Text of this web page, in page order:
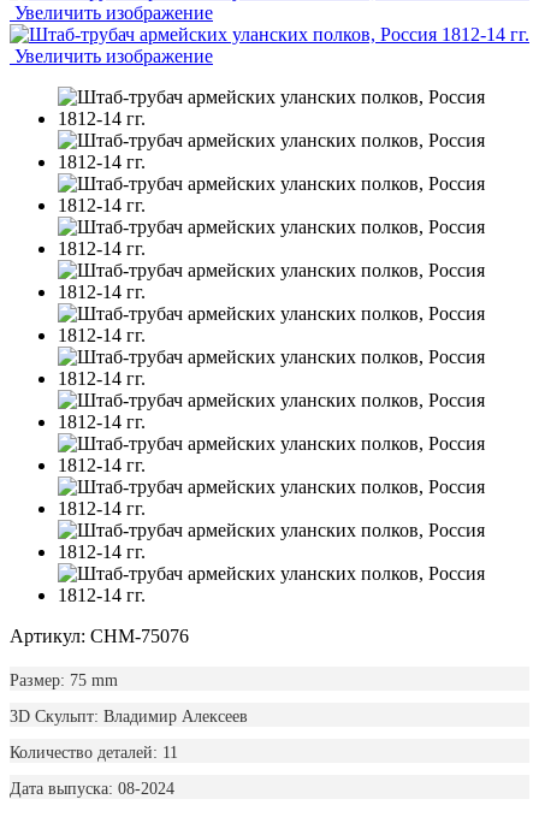
Увеличить изображение
Увеличить изображение
Артикул: CHM-75076
Размер: 75 mm
3D Скульпт: Владимир Алексеев
Количество деталей: 11
Дата выпуска: 08-2024